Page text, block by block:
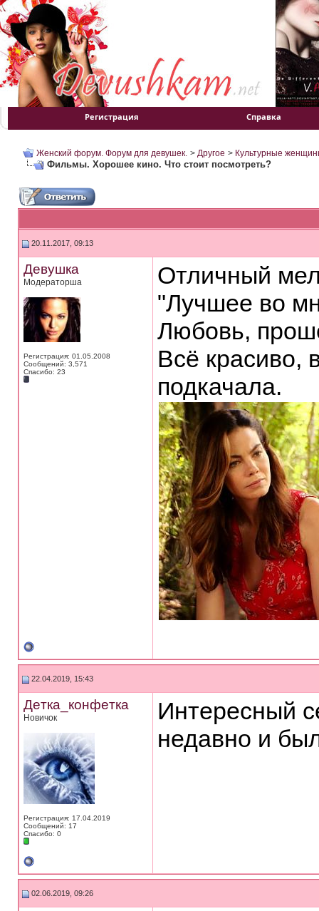
Регистрация Справка
Женский форум. Форум для девушек. > Другое > Культурные
Фильмы. Хорошее кино. Что стоит посмотреть?
20.11.2017, 09:13
Девушка
Модераторша
Регистрация: 01.05.2008
Сообщений: 3,571
Спасибо: 23
Отличный
"Лучшее во
Любовь,
Всё красиво,
подкачала.
22.04.2019, 15:43
Дeткa_кoнфeткa
Новичок
Регистрация: 17.04.2019
Сообщений: 17
Спасибо: 0
Интересный
недавно и
02.06.2019, 09:26